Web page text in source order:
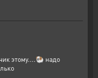
этому....🐏 надо